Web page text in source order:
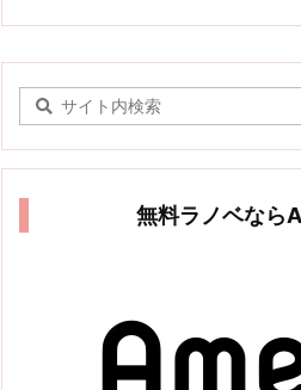
無料ラノベなら